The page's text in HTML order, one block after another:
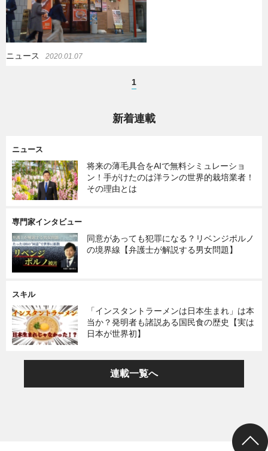
ニュース 2020.01.07
1
新着連載
ニュース
将来の薄毛具合をAIで無料シミュレーショ
ン！手がけたのは洋ランの世界的栽培業者！
その理由とは
専門家インタビュー
同意があっても犯罪になる？リベンジポルノ
の境界線【弁護士が解説する男女問題】
スキル
「インスタントラーメンは日本生まれ」は本
当か？発明者も諸説ある国民食の歴史【実は
日本が世界初】
連載一覧へ